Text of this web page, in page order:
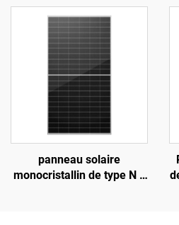
nominale de 545 à 565 W,
rendement de 21,87 %,
destiné aux systèmes
photovoltaïques
panneau solaire
monocristallin de type N à